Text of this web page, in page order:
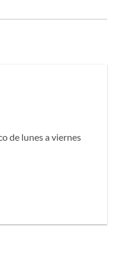
de lunes a viernes